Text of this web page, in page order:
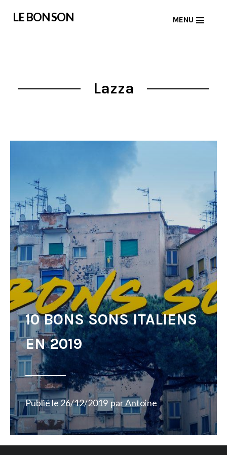
LE BON SON MENU
Lazza
10 BONS SONS ITALIENS
EN 2019
Publié le26/12/2019 parAntoine